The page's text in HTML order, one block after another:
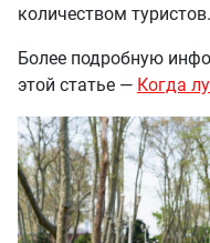
количеством туристов.
Более подробную
этой статье — Когда